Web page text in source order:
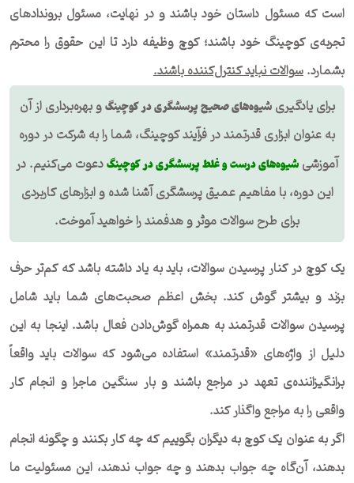
است که مسئول داستان خود باشند و در نهایت، مسئول بروندادهای
تجربه‌ی کوچینگ خود باشند؛ کوچ وظیفه دارد تا این حقوق را محترم
بشمارد.سوالات نباید کنترل‌کننده باشند.
برای یادگیریشیوه‌های صحیح پرسشگری در کوچینگو بهره‌برداری از آن
به عنوان ابزاری قدرتمند در فرآیند کوچینگ، شما را به شرکت در دوره
آموزشی شیوه‌های درست و غلط پرسشگری در کوچینگدعوت می‌کنیم. در
این دوره، با مفاهیم عمیق پرسشگری آشنا شده و ابزارهای کاربردی
برای طرح سوالات موثر و هدفمند را خواهید آموخت.
یک کوچ در کنار پرسیدن سوالات، باید به یاد داشته باشد که کم‌تر حرف
بزند و بیشتر گوش کند. بخش اعظم صحبت‌های شما باید شامل
پرسیدن سوالات قدرتمند به همراه گوش‌دادن فعال باشد. اینجا به این
دلیل از واژه‌های «قدرتمند» استفاده می‌شود که سوالات باید واقعاً
برانگیزاننده‌ی تعهد در مراجع باشند و بار سنگین ماجرا و انجام کار
واقعی را به مراجع واگذار کند.
اگر به عنوان یک کوچ به دیگران بگوییم که چه کار بکنند و چگونه انجام
بدهند، آن‌گاه چه جواب بدهند و چه جواب ندهند، این مسئولیت ما